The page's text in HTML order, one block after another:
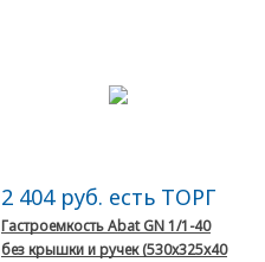
2 404 руб. есть ТОРГ
Гастроемкость Abat GN 1/1-40
без крышки и ручек (530x325x40